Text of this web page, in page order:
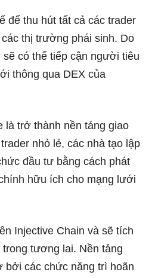
để thu hút tất cả các trader
thị trường phái sinh. Do
có thể tiếp cận người tiêu
thông qua DEX của
là trở thành nền tảng giao
nhỏ lẻ, các nhà tạo lập
đầu tư bằng cách phát
hữu ích cho mạng lưới
Injective Chain và sẽ tích
tương lai. Nền tảng
bởi các chức năng trì hoãn